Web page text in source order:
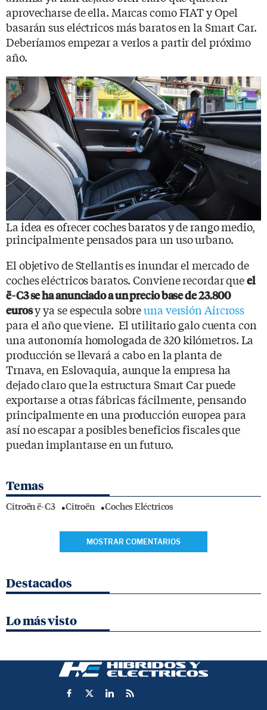
aprovecharse de ella. Marcas como FIAT y Opel
basarán sus eléctricos más baratos en la Smart Car.
Deberíamos empezar a verlos a partir del próximo
año.
La idea es ofrecer coches baratos y de rango medio,
principalmente pensados para un uso urbano.
El objetivo de Stellantis es inundar el mercado de
coches eléctricos baratos. Conviene recordar queel
ë-C3 se ha anunciado a un precio base de 23.800
eurosy ya se especula sobreuna versión Aircross
para el año que viene. El utilitario galo cuenta con
una autonomía homologada de 320 kilómetros. La
producción se llevará a cabo en la planta de
Trnava, en Eslovaquia, aunque la empresa ha
dejado claro que la estructura Smart Car puede
exportarse a otras fábricas fácilmente, pensando
principalmente en una producción europea para
así no escapar a posibles beneficios fiscales que
puedan implantarse en un futuro.
Temas
Citroën ë-C3 Citroën Coches Eléctricos
MOSTRAR COMENTARIOS
Destacados
Lo más visto